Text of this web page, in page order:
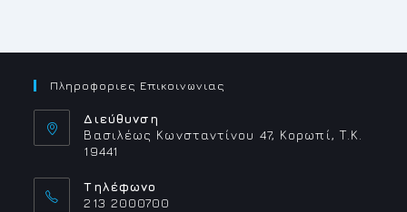
Πληροφοριες Επικοινωνιας
Διεύθυνση
Βασιλέως Κωνσταντίνου 47, Κορωπί, Τ.Κ.
19441
Τηλέφωνο
213 2000700